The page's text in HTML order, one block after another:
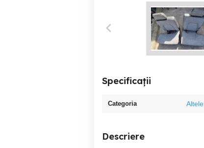
Specificații
Categoria Altele
Descriere